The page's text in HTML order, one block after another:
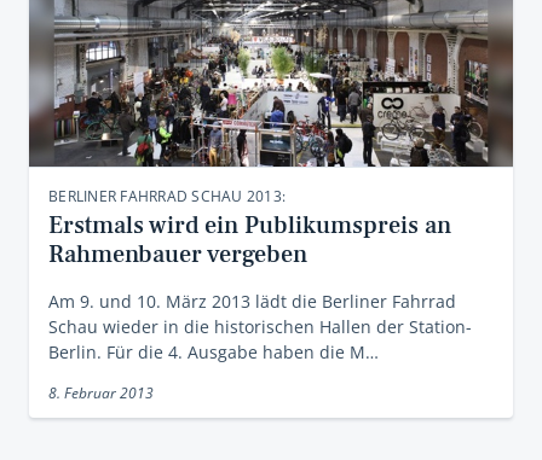
BERLINER FAHRRAD SCHAU 2013:
Erstmals wird ein Publikumspreis an
Rahmenbauer vergeben
Am 9. und 10. März 2013 lädt die Berliner Fahrrad
Schau wieder in die historischen Hallen der Station-
Berlin. Für die 4. Ausgabe haben die M…
8. Februar 2013